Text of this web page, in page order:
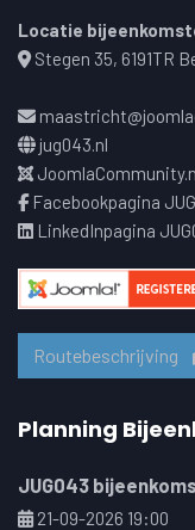
Locatie
Stegen 35, 6191TR
jug043.nl
Facebookpagina
LinkedInpagina
Routebeschrijving
Planning
JUG043
21-09-2026 19:00